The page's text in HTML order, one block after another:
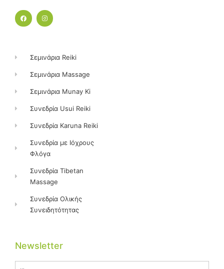
F
a
c
I
n
m
Σεμινάρια Reiki
Σεμινάρια Massage
Σεμινάρια Munay Ki
Συνεδρία Usui Reiki
Συνεδρία Karuna Reiki
Συνεδρία με Ιόχρους
Φλόγα
Συνεδρία Tibetan
Massage
Συνεδρία Ολικής
Συνειδητότητας
Newsletter